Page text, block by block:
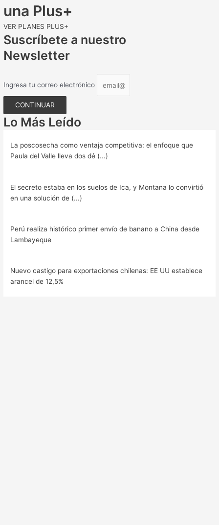
una Plus+
VER PLANES PLUS+
Suscríbete a nuestro
Newsletter
Ingresa tu correo electrónico
CONTINUAR
Lo Más Leído
La poscosecha como ventaja competitiva: el enfoque que
Paula del Valle lleva dos dé (...)
El secreto estaba en los suelos de Ica, y Montana lo convirtió
en una solución de (...)
Perú realiza histórico primer envío de banano a China desde
Lambayeque
Nuevo castigo para exportaciones chilenas: EE UU establece
arancel de 12,5%